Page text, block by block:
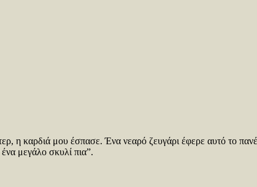
η καρδιά μου έσπασε. Ένα νεαρό ζευγάρι έφερε αυτό το
μεγάλο σκυλί πια”.